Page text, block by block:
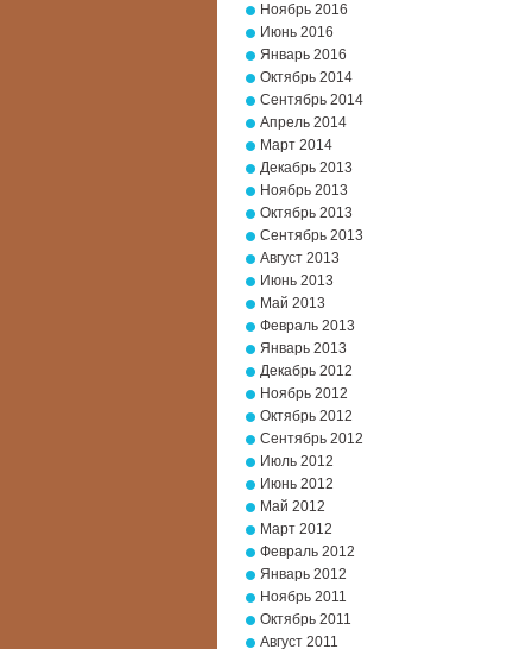
Ноябрь 2016
Июнь 2016
Январь 2016
Октябрь 2014
Сентябрь 2014
Апрель 2014
Март 2014
Декабрь 2013
Ноябрь 2013
Октябрь 2013
Сентябрь 2013
Август 2013
Июнь 2013
Май 2013
Февраль 2013
Январь 2013
Декабрь 2012
Ноябрь 2012
Октябрь 2012
Сентябрь 2012
Июль 2012
Июнь 2012
Май 2012
Март 2012
Февраль 2012
Январь 2012
Ноябрь 2011
Октябрь 2011
Август 2011